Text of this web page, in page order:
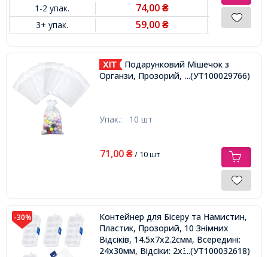
1-2 упак.
74,00₴
3+ упак. 59,00₴
Подарунковий Мішечок з
Органзи, Прозорий, Білий, 11х16см,
...(УТ100029766)
Упак.: 10 шт
71,00 ₴/ 10 шт
-30%
Контейнер для Бісеру та Намистин,
Пластик, Прозорий, 10 Знімних
Відсіків, 14.5х7х2.2смм, Всередині:
24х30мм, Відсіки: 2х3см,...(УТ100032618)